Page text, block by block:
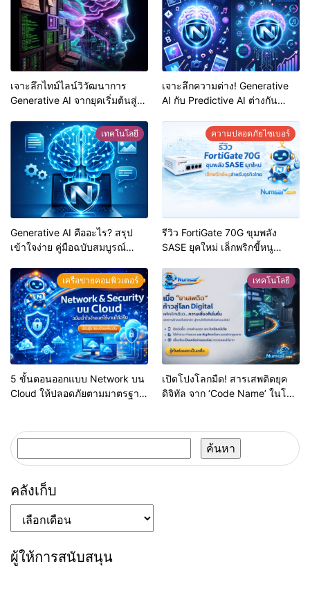
เจาะลึกไทม์ไลน์วิวัฒนาการ
Generative AI จากยุคเริ่มต้นสู่
เจาะลึกความต่าง! Generative
AI กับ Predictive AI ต่างกัน
เทคโนโลยี
Generative AI คืออะไร? สรุป
เข้าใจง่าย คู่มือฉบับสมบูรณ์
ความปลอดภัยไซเบอร์
รีวิว FortiGate 70G ขุมพลัง
SASE ยุคใหม่ เล็กพริกขี้หนู
เครือข่ายคอมพิวเตอร์
5 ขั้นตอนออกแบบ Network บน
Cloud ให้ปลอดภัยตามมาตรฐาน
เทคโนโลยี
เปิดโปงโลกมืด! สารเสพติดยุค
ดิจิทัล จาก ‘Code Name’ ในโซ
ค้นหา
สำหรับ:
คลังเก็บ
คลัง
เก็บ
ผู้ให้การสนับสนุน